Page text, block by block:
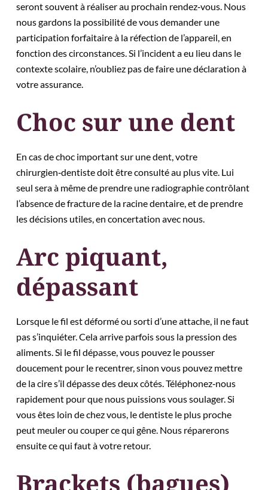
seront souvent à réaliser au prochain rendez‑vous. Nous
nous gardons la possibilité de vous demander une
participation forfaitaire à la réfection de l’appareil, en
fonction des circonstances. Si l’incident a eu lieu dans le
contexte scolaire, n’oubliez pas de faire une déclaration à
votre assurance.
Choc sur une dent
En cas de choc important sur une dent, votre
chirurgien‑dentiste doit être consulté au plus vite. Lui
seul sera à même de prendre une radiographie contrôlant
l’absence de fracture de la racine dentaire, et de prendre
les décisions utiles, en concertation avec nous.
Arc piquant,
dépassant
Lorsque le fil est déformé ou sorti d’une attache, il ne faut
pas s’inquiéter. Cela arrive parfois sous la pression des
aliments. Si le fil dépasse, vous pouvez le pousser
doucement pour le recentrer, sinon vous pouvez mettre
de la cire s’il dépasse des deux côtés. Téléphonez‑nous
rapidement pour que nous puissions vous soulager. Si
vous êtes loin de chez vous, le dentiste le plus proche
peut meuler ou couper ce qui gêne. Nous réparerons
ensuite ce qui faut à votre retour.
Brackets (bagues)